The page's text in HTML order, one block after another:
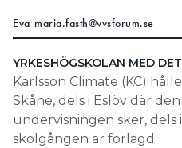
Eva-maria.fasth@vvsforum.se
YRKESHÖGSKOLAN MED
Karlsson Climate (KC)
Skåne, dels i Eslöv där
undervisningen sker, dels
skolgången är förlagd.